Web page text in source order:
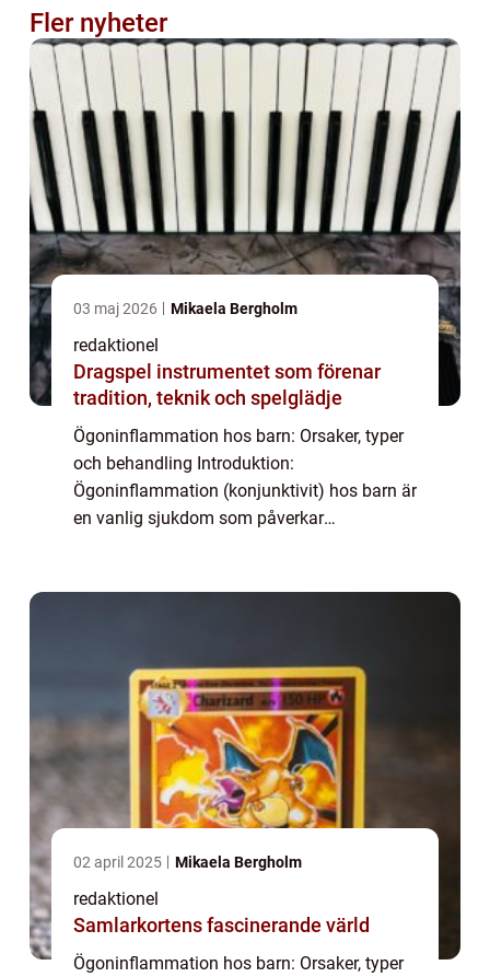
Fler nyheter
03 maj 2026 Mikaela Bergholm
redaktionel
Dragspel instrumentet som förenar
tradition, teknik och spelglädje
Ögoninflammation hos barn: Orsaker, typer
och behandling Introduktion:
Ögoninflammation (konjunktivit) hos barn är
en vanlig sjukdom som påverkar
02 april 2025 Mikaela Bergholm
redaktionel
Samlarkortens fascinerande värld
Ögoninflammation hos barn: Orsaker, typer